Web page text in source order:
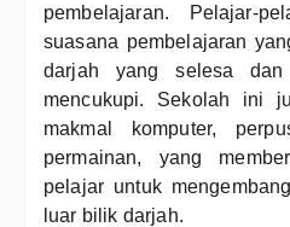
pembelajaran. Pelajar-
suasana pembelajaran
darjah yang selesa
mencukupi. Sekolah ini
makmal komputer,
permainan, yang
pelajar untuk
luar bilik darjah.